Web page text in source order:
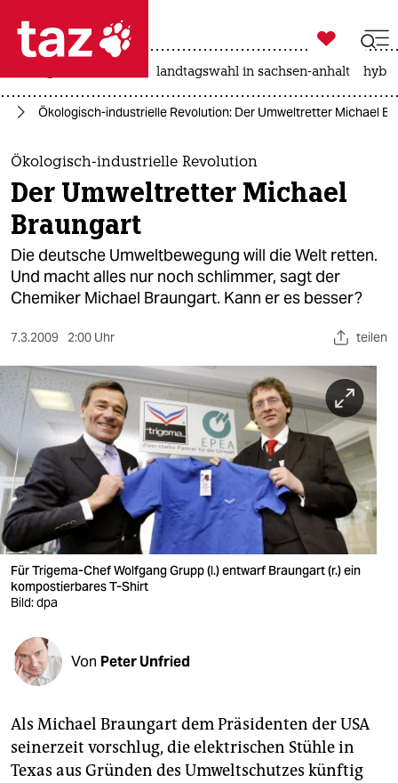
 taz zahl ich
taz zahl ich
themen
politik
öko
gesellschaft
sport
berlin
nord
wahrheit
verlag
verlag
veranstaltungen
fragen & hilfe
abo
genossenschaft

taz zahl ich
landtagswahl in sachsen-anhalt
Ökologisch-industrielle Revolution: Der Umweltretter Michael
Ökologisch-industrielle Revolution
Der Umweltretter Michael
Braungart
Die deutsche Umweltbewegung will die Welt retten.
Und macht alles nur noch schlimmer, sagt der
Chemiker Michael Braungart. Kann er es besser?
7.3.2009 2:00 Uhr teilen
Für Trigema-Chef Wolfgang Grupp (l.) entwarf Braungart (r.) ein
kompostierbares T-Shirt
Bild: dpa
Von Peter Unfried
Als Michael Braungart dem Präsidenten der USA
seinerzeit vorschlug, die elektrischen Stühle in
Texas aus Gründen des Umweltschutzes künftig